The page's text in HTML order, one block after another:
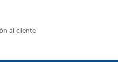
al cliente